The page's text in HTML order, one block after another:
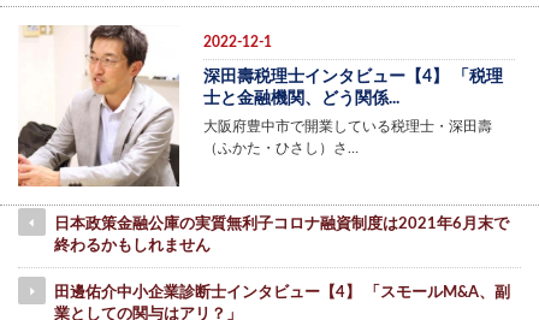
2022-12-1
深田壽税理士インタビュー【4】 「税理
士と金融機関、どう関係...
大阪府豊中市で開業している税理士・深田壽
（ふかた・ひさし）さ…
日本政策金融公庫の実質無利子コロナ融資制度は2021年6月末で
終わるかもしれません
田邊佑介中小企業診断士インタビュー【4】 「スモールM&A、副
業としての関与はアリ？」